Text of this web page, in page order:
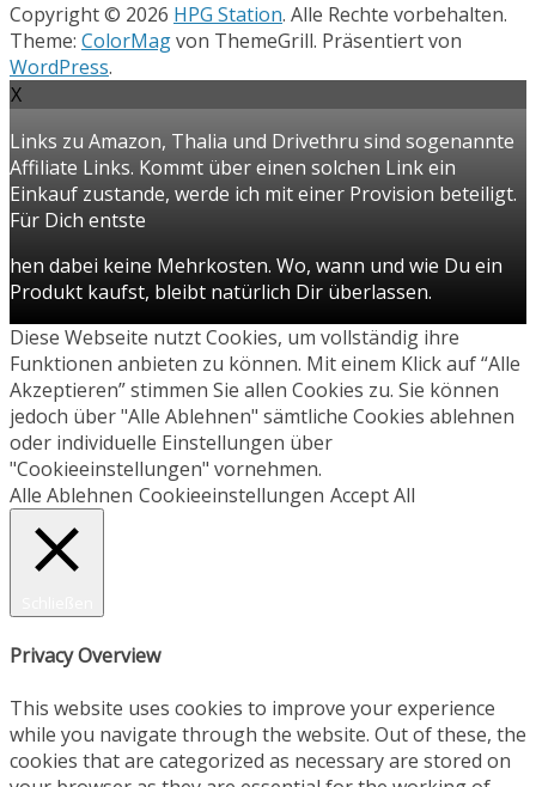
Copyright © 2026 HPG Station. Alle Rechte vorbehalten.
Theme: ColorMagvon ThemeGrill. Präsentiert von
WordPress.
X
Links zu Amazon, Thalia und Drivethru sind sogenannte
Affiliate Links. Kommt über einen solchen Link ein
Einkauf zustande, werde ich mit einer Provision beteiligt.
Für Dich entste
hen dabei keine Mehrkosten. Wo, wann und wie Du ein
Produkt kaufst, bleibt natürlich Dir überlassen.
Diese Webseite nutzt Cookies, um vollständig ihre
Funktionen anbieten zu können. Mit einem Klick auf “Alle
Akzeptieren” stimmen Sie allen Cookies zu. Sie können
jedoch über "Alle Ablehnen" sämtliche Cookies ablehnen
oder individuelle Einstellungen über
"Cookieeinstellungen" vornehmen.
Alle Ablehnen Cookieeinstellungen Accept All
Privacy Overview
This website uses cookies to improve your experience
while you navigate through the website. Out of these, the
cookies that are categorized as necessary are stored on